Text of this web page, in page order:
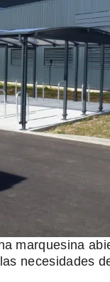
marquesina
necesidades